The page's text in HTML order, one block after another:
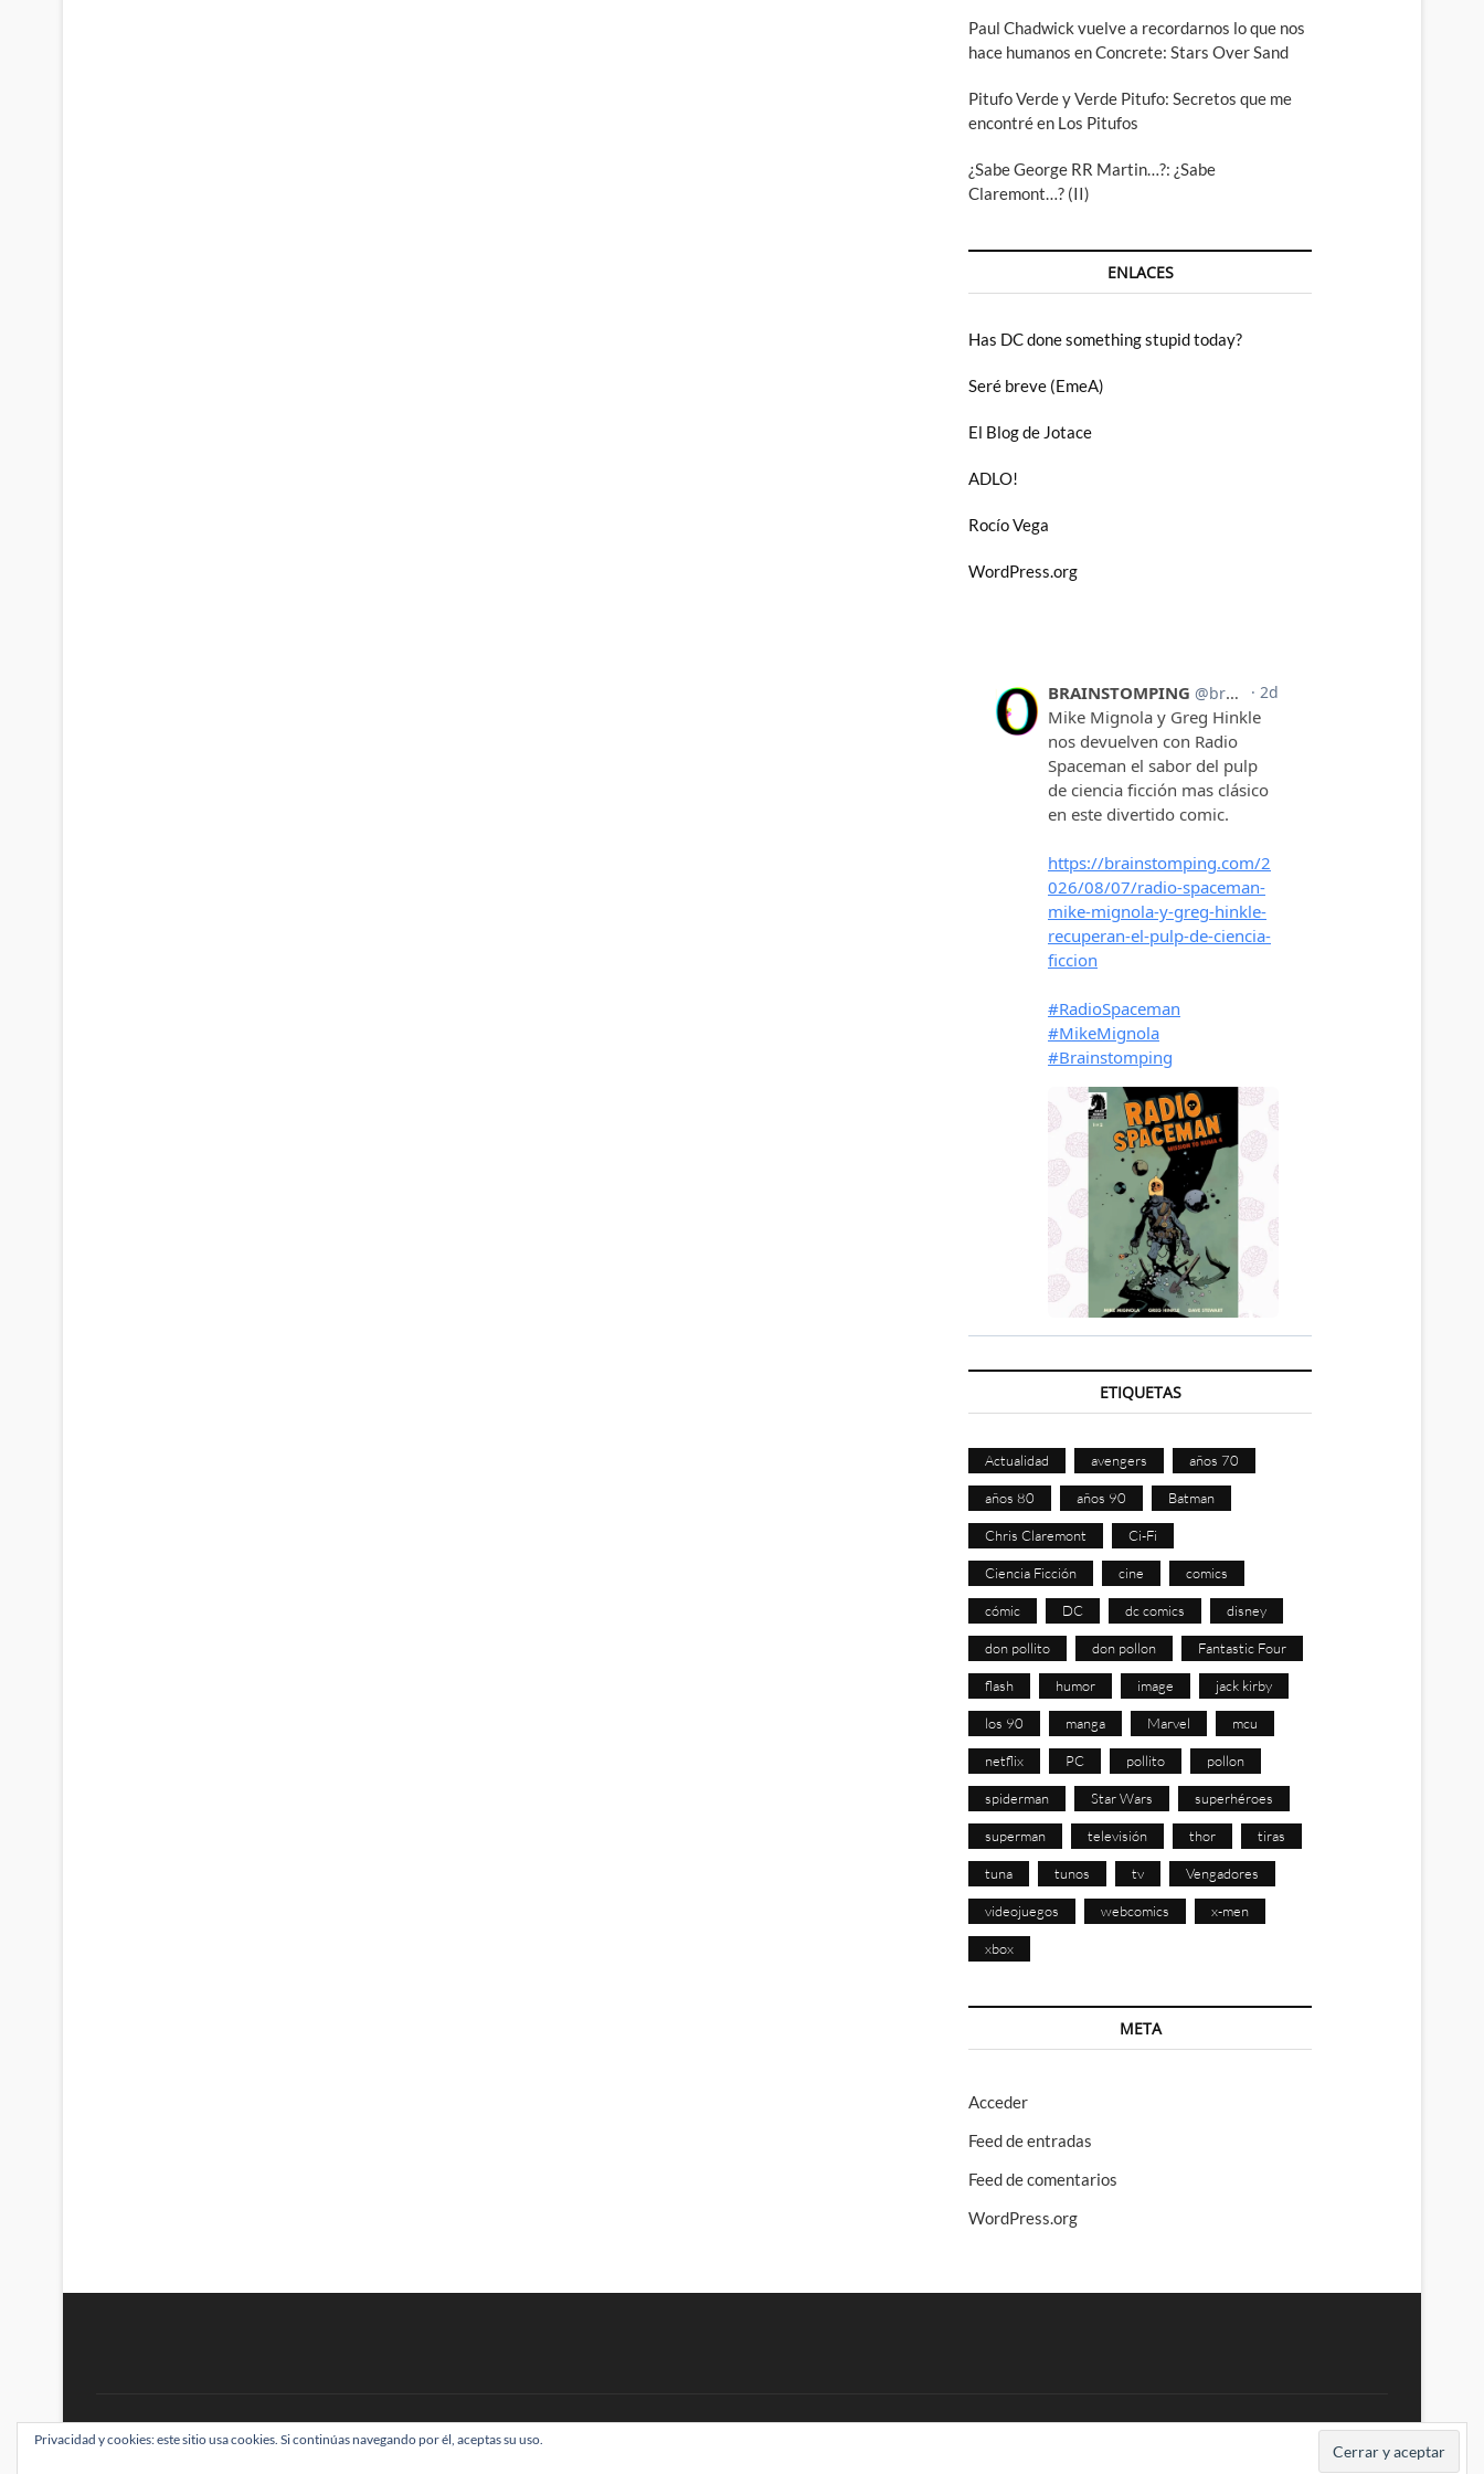
Paul Chadwick vuelve a recordarnos lo que nos
hace humanos en Concrete: Stars Over Sand
Pitufo Verde y Verde Pitufo: Secretos que me
encontré en Los Pitufos
¿Sabe George RR Martin…?: ¿Sabe
Claremont…? (II)
ENLACES
Has DC done something stupid today?
Seré breve (EmeA)
El Blog de Jotace
ADLO!
Rocío Vega
WordPress.org
ETIQUETAS
Actualidad avengers años 70
años 80 años 90 Batman
Chris Claremont Ci-Fi
Ciencia Ficción cine comics
cómic DC dc comics disney
don pollito don pollon Fantastic Four
flash humor image jack kirby
los 90 manga Marvel mcu
netflix PC pollito pollon
spiderman Star Wars superhéroes
superman televisión thor tiras
tuna tunos tv Vengadores
videojuegos webcomics x-men
xbox
META
Acceder
Feed de entradas
Feed de comentarios
WordPress.org
BRAINSTOMPING| Diseñado por:Theme Freesia|WordPress| © Todos los derechos reservados
Privacidad y cookies: este sitio usa cookies. Si continúas navegando por él, aceptas su uso.